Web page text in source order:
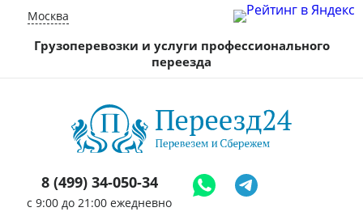
Москва
Грузоперевозки и услуги профессионального
переезда
8 (499) 34-050-34
c 9:00 до 21:00 ежедневно